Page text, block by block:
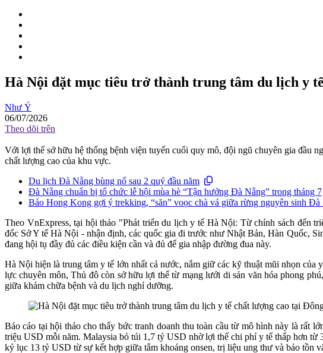
Hà Nội đặt mục tiêu trở thành trung tâm du lịch y
Như Ý
06/07/2026
Theo dõi trên
Với lợi thế sở hữu hệ thống bệnh viện tuyến cuối quy mô, đội ngũ chuyên gia đầu
chất lượng cao của khu vực.
Du lịch Đà Nẵng bùng nổ sau 2 quý đầu năm
Đà Nẵng chuẩn bị tổ chức lễ hội mùa hè “Tận hưởng Đà Nẵng” trong tháng 7
Báo Hong Kong gợi ý trekking, “săn” voọc chà vá giữa rừng nguyên sinh Đà
Theo VnExpress, tại hội thảo "Phát triển du lịch y tế Hà Nội: Từ chính sách
đốc Sở Y tế Hà Nội - nhận định, các quốc gia đi trước như Nhật Bản, Hàn Quốc,
đang hội tụ đầy đủ các điều kiện cần và đủ để gia nhập đường đua này.
Hà Nội hiện là trung tâm y tế lớn nhất cả nước, nắm giữ các kỹ thuật mũi nhọn
lực chuyên môn, Thủ đô còn sở hữu lợi thế từ mạng lưới di sản văn hóa phong
giữa khám chữa bệnh và du lịch nghỉ dưỡng.
Báo cáo tại hội thảo cho thấy bức tranh doanh thu toàn cầu từ mô hình này là rất
triệu USD mỗi năm. Malaysia bỏ túi 1,7 tỷ USD nhờ lợi thế chi phí y tế thấp hơn
kỷ lục 13 tỷ USD từ sự kết hợp giữa tắm khoáng onsen, trị liệu ung thư và bảo tồn